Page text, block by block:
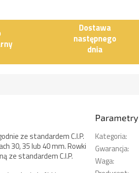
Dostawa
następnego
dnia
ze standardem C.I.P.
30, 35 lub 40 mm. Rowki
ze standardem C.I.P.
Kategoria:
Gwarancja:
Waga: